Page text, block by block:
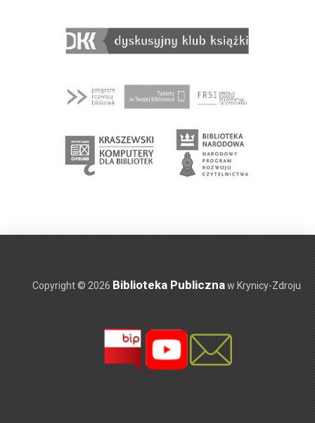
Copyright © 2026 Biblioteka Publicznaw Krynicy-Zdroju